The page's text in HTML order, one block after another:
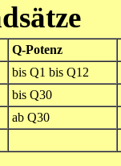
Q-Potenz
bis Q1 bis Q12
bis Q30
ab Q30